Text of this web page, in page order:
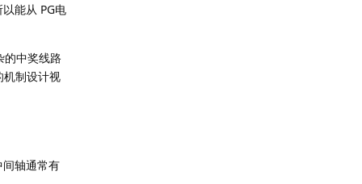
能从 PG电
的中奖线路
机制设计视
轴通常有